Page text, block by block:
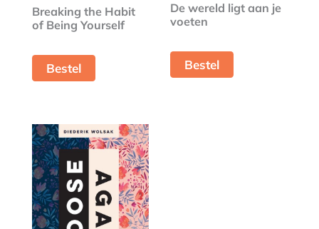
Breaking the Habit
of Being Yourself
Bestel
De wereld ligt aan je
voeten
Bestel